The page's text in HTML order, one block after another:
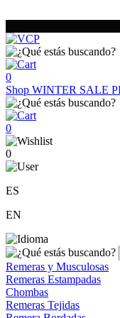
0
Shop WINTER SALE
0
0
ES
EN
Remeras y Musculosas
Remeras Estampadas
Chombas
Remeras Tejidas